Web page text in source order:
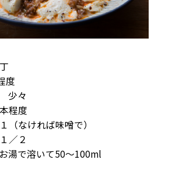
度
少々
程度
なければ味噌で）
／２
湯で溶いて50～100ml